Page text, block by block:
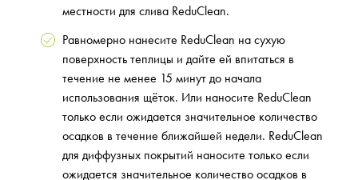
местности для слива ReduClean.
Равномерно нанесите ReduClean на сухую
поверхность теплицы и дайте ей впитаться в
течение не менее 15 минут до начала
использования щёток. Или наносите ReduClean
только если ожидается значительное количество
осадков в течение ближайшей недели. ReduClean
для диффузных покрытий наносите только если
ожидается значительное количество осадков в